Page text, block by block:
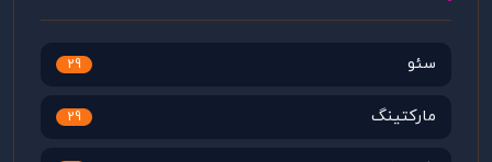
سئو 29
مارکتینگ 29